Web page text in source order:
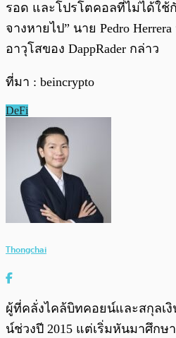
รอด และโปรโตคอลที่ไม่ได้ใช้
จางหายไป” นาย Pedro
อาวุโสของ DappRader กล่าว
ที่มา : beincrypto
DeFi
Thongchai
ผู้ที่คลั่งไคล้บิทคอยน์และสกุลเ
น์ช่วงปี 2015 แต่เริ่มหันมาศึกษ